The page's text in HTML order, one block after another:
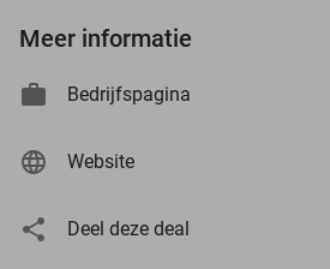
Meer informatie
Bedrijfspagina
Website
Deel deze deal